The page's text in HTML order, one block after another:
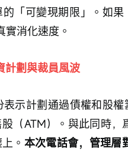
「可變現期限」。如
實消化速度。
劃與裁員風波
表示計劃通過債權和股
（ATM）。與此同時
。 本次電話會，管理層